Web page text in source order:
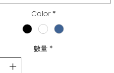
Color *
數量 *